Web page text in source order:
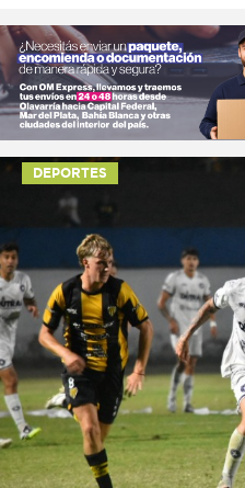
DEPORTES